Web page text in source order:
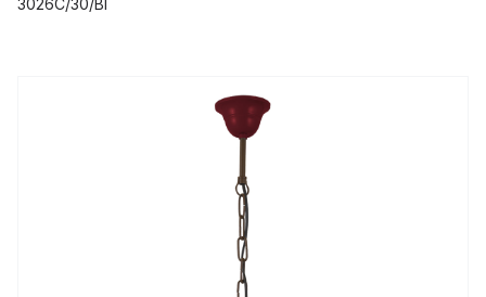
3026C/30/ΒΙ